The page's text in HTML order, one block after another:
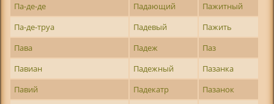
Па-де-де Падающий
Пажитный
Па-де-труа
Падевый
Пажить
Пава
Падеж
Паз
Павиан
Падежный
Пазанка
Павий
Падекатр
Пазанок